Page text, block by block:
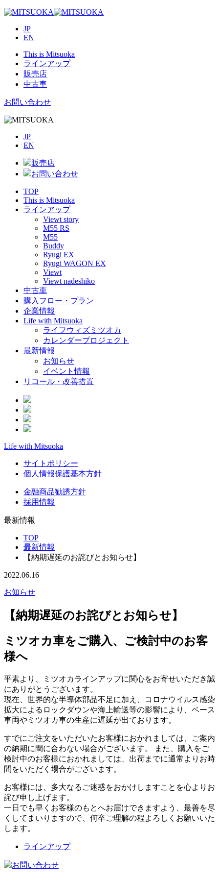
JP
EN
This is Mitsuoka
ラインアップ
販売店
中古車
お問い合わせ
JP
EN
販売店
お問い合わせ
TOP
This is Mitsuoka
ラインアップ
Viewt story
M55 RS
M55
Buddy
Ryugi EX
Ryugi WAGON EX
Viewt
Viewt nadeshiko
中古車
購入フロー・プラン
企業情報
Life with Mitsuoka
ライフウィズミツオカ
カレンダープロジェクト
最新情報
お知らせ
イベント情報
リコール・改善措置
Life with Mitsuoka
サイトポリシー
個人情報保護基本方針
金融商品勧誘方針
採用情報
最新情報
TOP
最新情報
【納期遅延のお詫びとお知らせ】
2022.06.16
お知らせ
【納期遅延のお詫びとお知らせ】
ミツオカ車をご購入、ご検討中のお客
様へ
平素より、ミツオカラインアップに関心をお寄せいただき誠
にありがとうございます。
現在、世界的な半導体部品不足に加え、コロナウイルス感染
拡大によるロックダウンや海上輸送等の影響により、ベース
車両やミツオカ車の生産に遅延が出ております。
すでにご注文をいただいたお客様におかれましては、ご案内
の納期に間に合わない場合がございます。 また、購入をご
検討中のお客様におかれましては、出荷までに通常よりお時
間をいただく場合がございます。
お客様には、多大なるご迷惑をおかけしますことを心よりお
詫び申し上げます。
一日でも早くお客様のもとへお届けできますよう、最善を尽
くしてまいりますので、何卒ご理解の程よろしくお願いいた
します。
ラインアップ
お問い合わせ